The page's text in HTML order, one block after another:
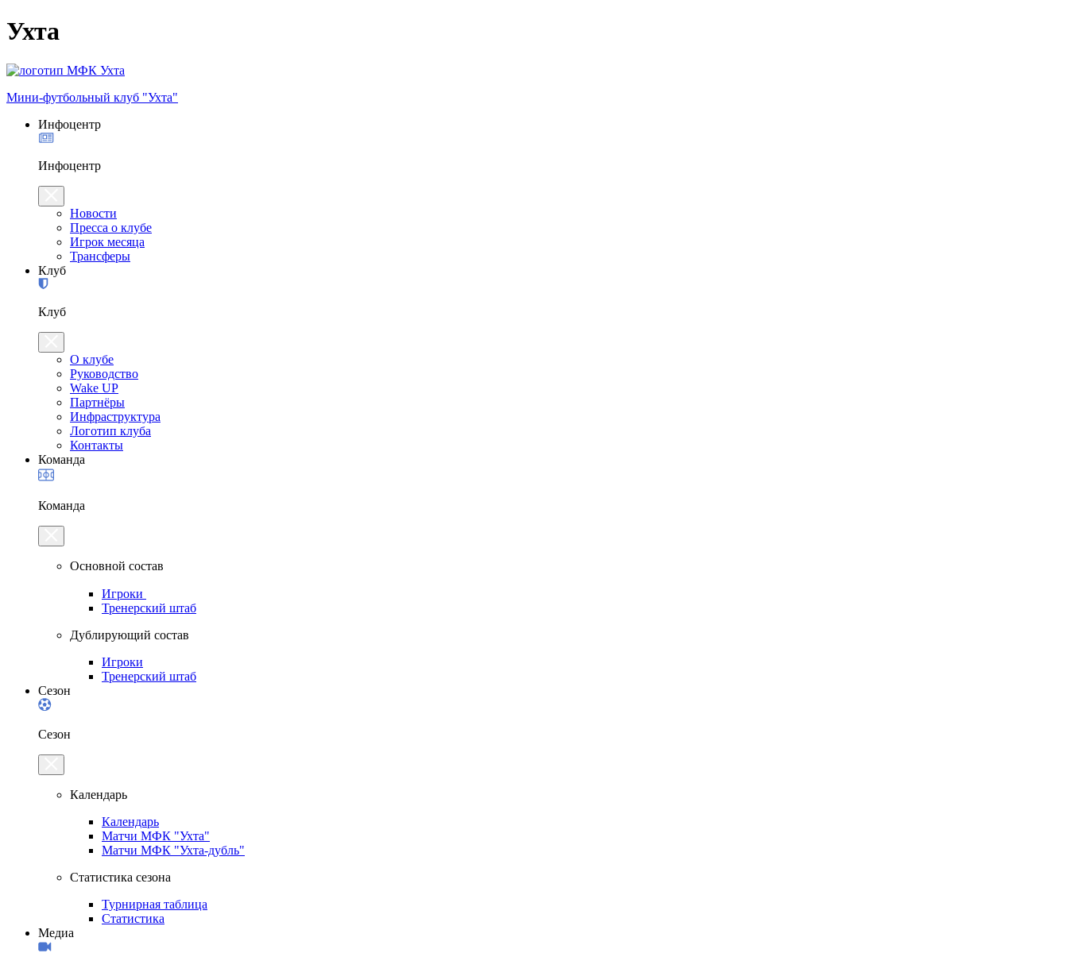
Ухта
Мини-футбольный клуб "Ухта"
Инфоцентр
Инфоцентр
Новости
Пресса о клубе
Игрок месяца
Трансферы
Клуб
Клуб
О клубе
Руководство
Wake UP
Партнёры
Инфраструктура
Логотип клуба
Контакты
Команда
Команда
Основной состав
Игроки
Тренерский штаб
Дублирующий состав
Игроки
Тренерский штаб
Сезон
Сезон
Календарь
Календарь
Матчи МФК "Ухта"
Матчи МФК "Ухта-дубль"
Статистика сезона
Турнирная таблица
Статистика
Медиа